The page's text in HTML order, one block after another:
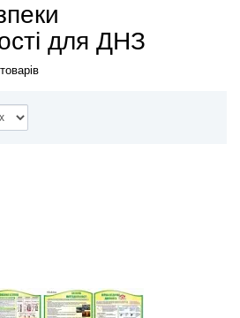
для ДНЗ
товарів